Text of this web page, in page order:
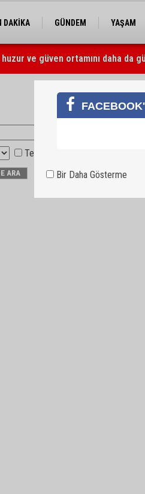
DAKİKA GÜNDEM YAŞAM
ve güven ortamını daha da
Tersten sırala
Bir Daha Gösterme